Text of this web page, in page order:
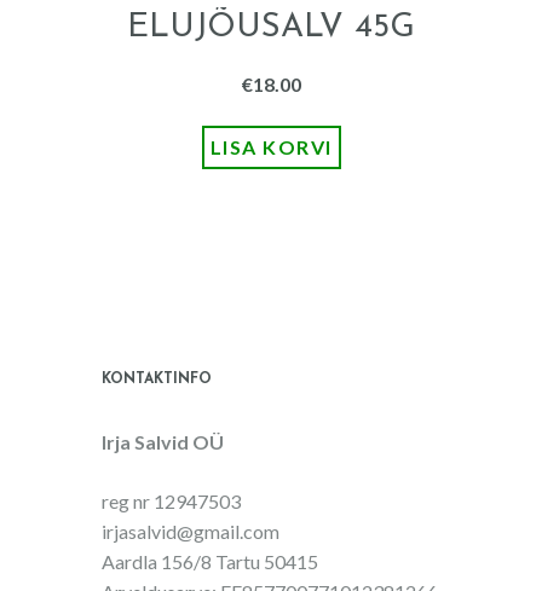
ELUJÕUSALV 45G
€18.00
LISA KORVI
KONTAKTINFO
Irja Salvid OÜ
reg nr 12947503
irjasalvid@gmail.com
Aardla 156/8 Tartu 50415